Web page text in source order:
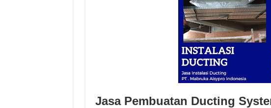
Jasa Pembuatan Ducting